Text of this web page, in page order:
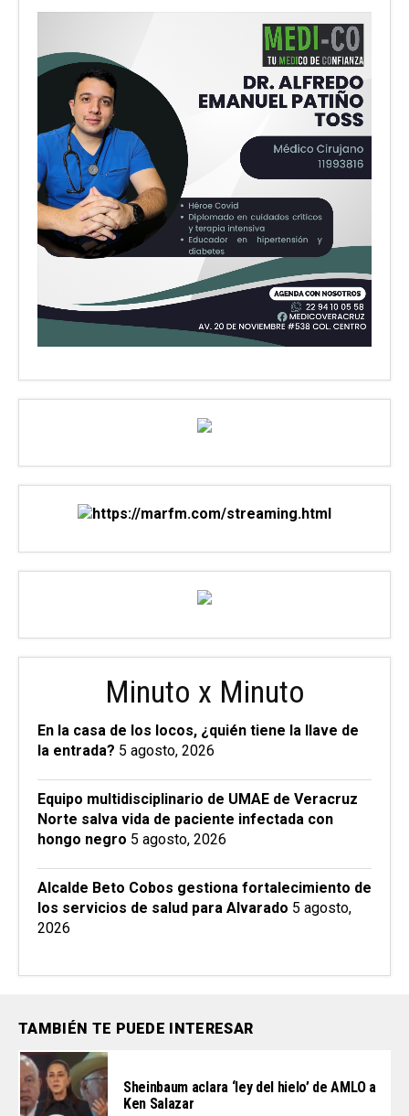
Minuto x Minuto
En la casa de los locos, ¿quién tiene la llave de
la entrada? 5 agosto, 2026
Equipo multidisciplinario de UMAE de Veracruz
Norte salva vida de paciente infectada con
hongo negro 5 agosto, 2026
Alcalde Beto Cobos gestiona fortalecimiento de
los servicios de salud para Alvarado 5 agosto,
2026
TAMBIÉN TE PUEDE INTERESAR
Sheinbaum aclara ‘ley del hielo’ de AMLO a
Ken Salazar